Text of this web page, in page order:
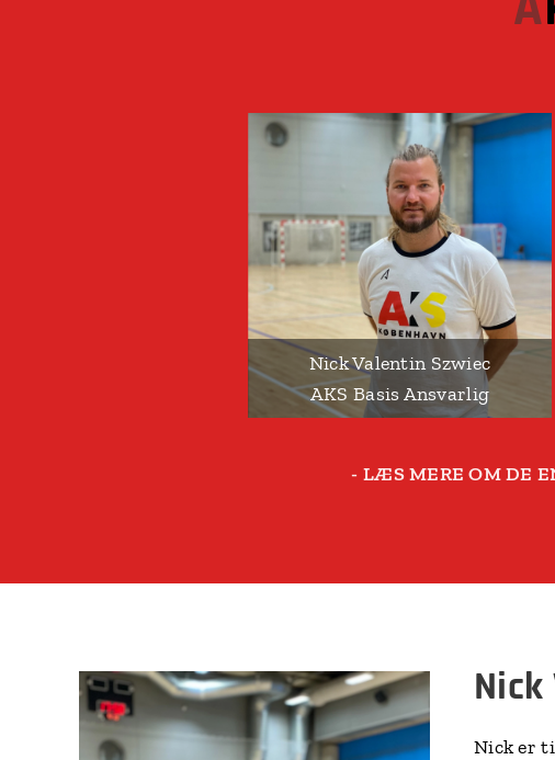
Nick Valentin Szwiec
AKS Basis Ansvarlig
- LÆS MERE OM DE
Nick er